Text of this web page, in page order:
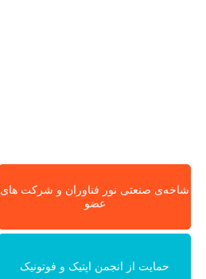
شاخه‌ی صنعتی نور فناوران و شرکت های
عضو
حمایت از انجمن اپتیک و فوتونیک